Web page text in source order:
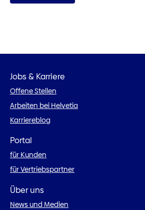
Jobs & Karriere
Offene Stellen
Arbeiten bei Helvetia
Karriereblog
Portal
für Kunden
für Vertriebspartner
Über uns
News und Medien